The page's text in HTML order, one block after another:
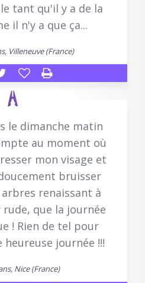
tant qu'il y a de la
il n'y a que ça...
Villeneuve (France)
le dimanche matin
au moment où
mon visage et
bruisser
renaissant à
que la journée
! Rien de tel pour
journée !!!
Nice (France)